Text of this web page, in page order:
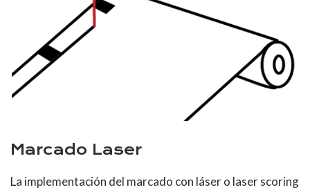
Marcado Laser
La implementación del marcado con láser o laser scoring